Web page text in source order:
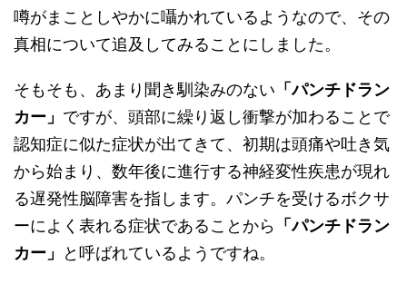
噂がまことしやかに囁かれているようなので、その
真相について追及してみることにしました。
そもそも、あまり聞き馴染みのない 「パンチドラン
カー」 ですが、頭部に繰り返し衝撃が加わることで
認知症に似た症状が出てきて、初期は頭痛や吐き気
から始まり、数年後に進行する神経変性疾患が現れ
る遅発性脳障害を指します。パンチを受けるボクサ
ーによく表れる症状であることから 「パンチドラン
カー」
と呼ばれているようですね。